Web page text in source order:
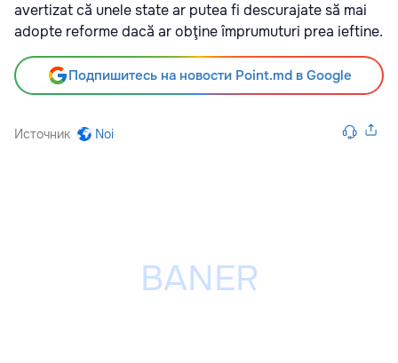
avertizat că unele state ar putea fi descurajate să mai
adopte reforme dacă ar obţine împrumuturi prea ieftine.
Подпишитесь на новости Point.md в Google
Источник Noi